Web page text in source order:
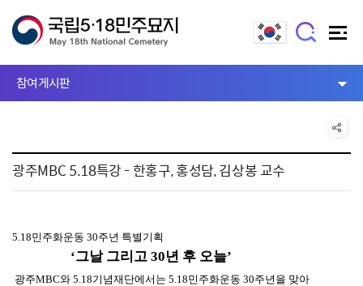
참여게시판
광주MBC 5.18특강 - 한홍구, 홍성담, 김상봉 교수
5.18민주화운동 30주년 특별기획
‘그날 그리고 30년 후 오늘’
광주MBC와 5.18기념재단에서는 5.18민주화운동 30주년을 맞아